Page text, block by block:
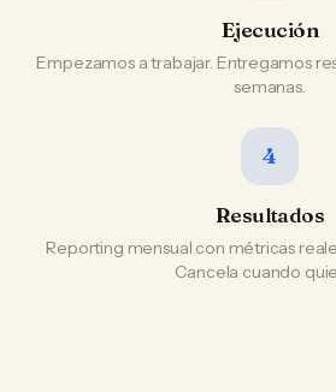
Ejecución
Empezamos a trabajar. Entregamos
semanas.
4
Resultados
Reporting mensual con métricas
Cancela cuando